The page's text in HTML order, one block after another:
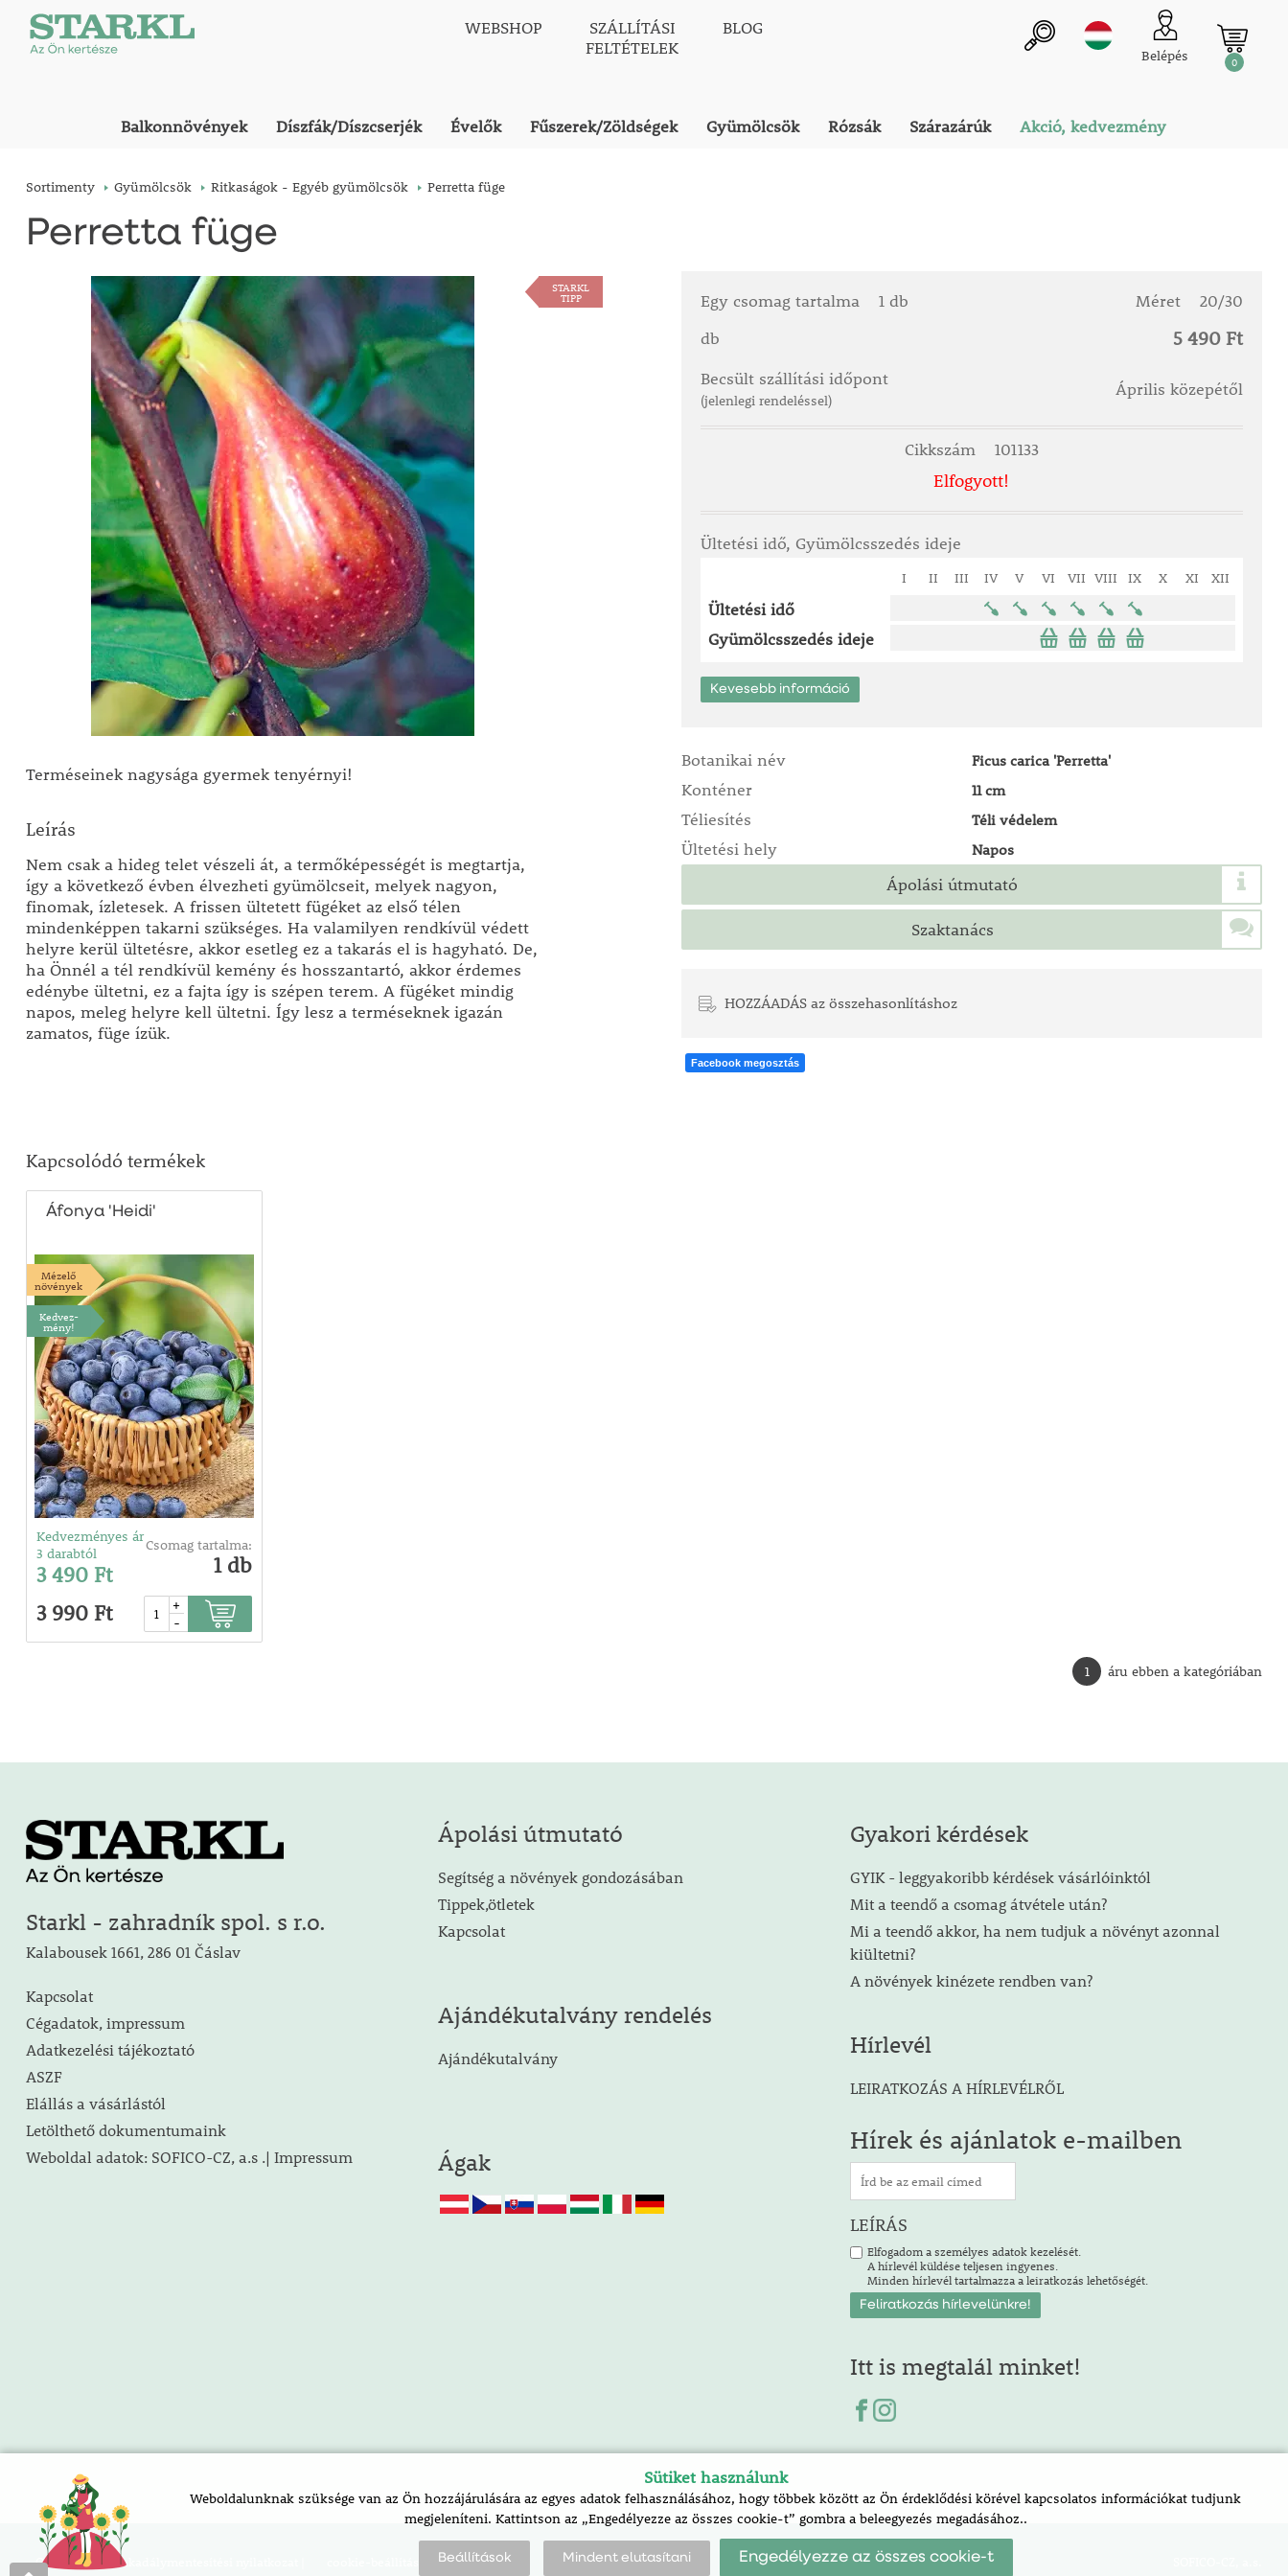
WEBSHOP
SZÁLLÍTÁSI
FELTÉTELEK
BLOG
Belépés 0
Balkonnövények Díszfák/Díszcserjék Évelők Fűszerek/Zöldségek Gyümölcsök Rózsák Szárazárúk Akció, kedvezmény
Sortimenty Gyümölcsök Ritkaságok - Egyéb gyümölcsök Perretta füge
Perretta füge
STARKL
TIPP
Terméseinek nagysága gyermek tenyérnyi!
Leírás
Nem csak a hideg telet vészeli át, a termőképességét is megtartja,
így a következő évben élvezheti gyümölcseit, melyek nagyon,
finomak, ízletesek. A frissen ültetett fügéket az első télen
mindenképpen takarni szükséges. Ha valamilyen rendkívül védett
helyre kerül ültetésre, akkor esetleg ez a takarás el is hagyható. De,
ha Önnél a tél rendkívül kemény és hosszantartó, akkor érdemes
edénybe ültetni, ez a fajta így is szépen terem. A fügéket mindig
napos, meleg helyre kell ültetni. Így lesz a terméseknek igazán
zamatos, füge ízük.
Egy csomag tartalma 1 db Méret
20/30
db
5 490 Ft
Becsült szállítási időpont
(jelenlegi rendeléssel)
Április közepétől
Cikkszám 101133
Elfogyott!
Ültetési idő, Gyümölcsszedés ideje
I II III IV V VI VII VIII IX X XI XII
Ültetési idő
Gyümölcsszedés ideje
Kevesebb információ
Botanikai név Ficus carica 'Perretta'
Konténer 11 cm
Téliesítés Téli védelem
Ültetési hely Napos
Ápolási útmutató
Szaktanács
HOZZÁADÁS az összehasonlításhoz
Facebook megosztás
Kapcsolódó termékek
Áfonya 'Heidi'
Mézelő
növények
Kedvez-
mény!
Kedvezményes ár
3 darabtól
3 490 Ft
Csomag tartalma:
1 db
3 990 Ft
+
-
1 áru ebben a kategóriában
Starkl - zahradník spol. s r.o.
Kalabousek 1661, 286 01 Čáslav
Kapcsolat
Cégadatok, impressum
Adatkezelési tájékoztató
ASZF
Elállás a vásárlástól
Letölthető dokumentumaink
Weboldal adatok: SOFICO-CZ, a.s .| Impressum
Ápolási útmutató
Segítség a növények gondozásában
Tippek,ötletek
Kapcsolat
Ajándékutalvány rendelés
Ajándékutalvány
Ágak
Gyakori kérdések
GYIK - leggyakoribb kérdések vásárlóinktól
Mit a teendő a csomag átvétele után?
Mi a teendő akkor, ha nem tudjuk a növényt azonnal
kiültetni?
A növények kinézete rendben van?
Hírlevél
LEIRATKOZÁS A HÍRLEVÉLRŐL
Hírek és ajánlatok e-mailben
LEÍRÁS
Elfogadom a személyes adatok kezelését.
A hírlevél küldése teljesen ingyenes.
Minden hírlevél tartalmazza a leiratkozás lehetőségét.
Itt is megtalál minket!
Oldaltérkép | akadálymentesítési nyilatkozat |
Sütiket használunk
Weboldalunknak szüksége van az Ön hozzájárulására az egyes adatok felhasználásához, hogy többek között az Ön érdeklődési körével kapcsolatos információkat tudjunk
megjeleníteni. Kattintson az „Engedélyezze az összes cookie-t” gombra a beleegyezés megadásához..
Beállítások Mindent elutasítani Engedélyezze az összes cookie-t